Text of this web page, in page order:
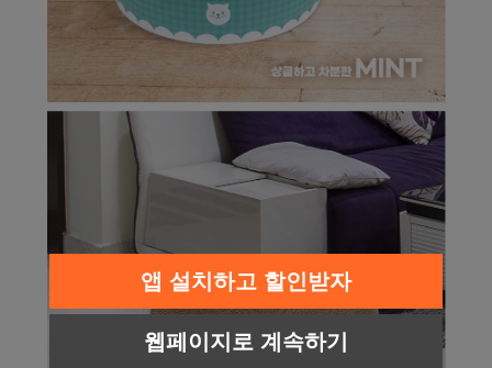
앱 설치하고 할인받자
웹페이지로 계속하기